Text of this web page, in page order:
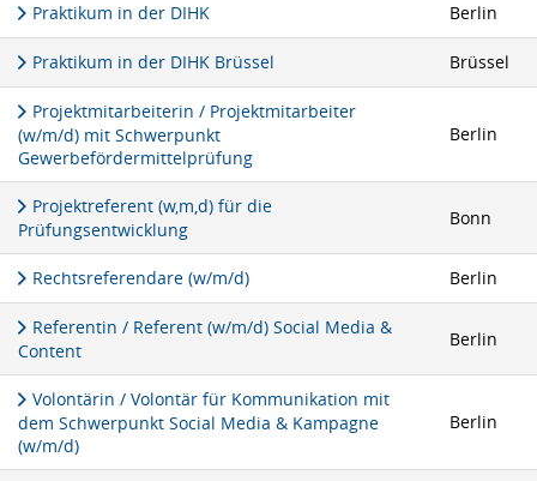
Praktikum in der DIHK Berlin
Praktikum in der DIHK Brüssel Brüssel
Projektmitarbeiterin / Projektmitarbeiter
(w/m/d) mit Schwerpunkt
Gewerbefördermittelprüfung
Berlin
Projektreferent (w,m,d) für die
Prüfungsentwicklung
Bonn
Rechtsreferendare (w/m/d) Berlin
Referentin / Referent (w/m/d) Social Media &
Content
Berlin
Volontärin / Volontär für Kommunikation mit
dem Schwerpunkt Social Media & Kampagne
(w/m/d)
Berlin